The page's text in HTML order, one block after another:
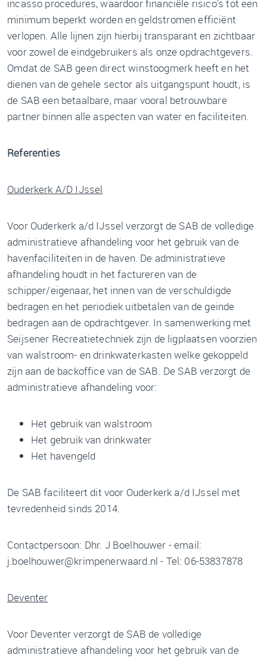
incasso procedures, waardoor financiële risico's tot een
minimum beperkt worden en geldstromen efficiënt
verlopen. Alle lijnen zijn hierbij transparant en zichtbaar
voor zowel de eindgebruikers als onze opdrachtgevers.
Omdat de SAB geen direct winstoogmerk heeft en het
dienen van de gehele sector als uitgangspunt houdt, is
de SAB een betaalbare, maar vooral betrouwbare
partner binnen alle aspecten van water en faciliteiten.
Referenties
Ouderkerk A/D IJssel
Voor Ouderkerk a/d IJssel verzorgt de SAB de volledige
administratieve afhandeling voor het gebruik van de
havenfaciliteiten in de haven. De administratieve
afhandeling houdt in het factureren van de
schipper/eigenaar, het innen van de verschuldigde
bedragen en het periodiek uitbetalen van de geinde
bedragen aan de opdrachtgever. In samenwerking met
Seijsener Recreatietechniek zijn de ligplaatsen voorzien
van walstroom- en drinkwaterkasten welke gekoppeld
zijn aan de backoffice van de SAB. De SAB verzorgt de
administratieve afhandeling voor:
Het gebruik van walstroom
Het gebruik van drinkwater
Het havengeld
De SAB faciliteert dit voor Ouderkerk a/d IJssel met
tevredenheid sinds 2014.
Contactpersoon: Dhr. J Boelhouwer - email:
j.boelhouwer@krimpenerwaard.nl - Tel: 06-53837878
Deventer
Voor Deventer verzorgt de SAB de volledige
administratieve afhandeling voor het gebruik van de